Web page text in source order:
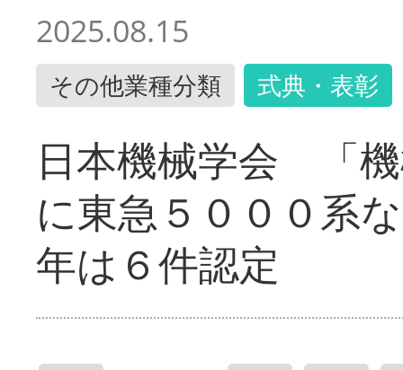
2025.08.15
その他業種分類 式典・表彰
日本機械学会 「
に東急５０００系
年は６件認定